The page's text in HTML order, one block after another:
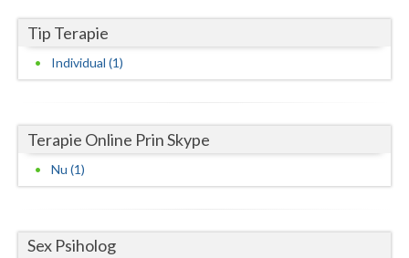
Harghita
Hunedoara
Iasi
Ilfov
Mehedinti
Tip Terapie
Individual (1)
Terapie Online Prin Skype
Nu (1)
Sex Psiholog